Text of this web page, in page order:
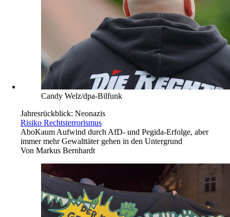
Candy Welz/dpa-Bilfunk
Jahresrückblick: Neonazis
Risiko Rechtsterrorismus
AboKaum Aufwind durch AfD- und Pegida-Erfolge, aber
immer mehr Gewalttäter gehen in den Untergrund
Von Markus Bernhardt